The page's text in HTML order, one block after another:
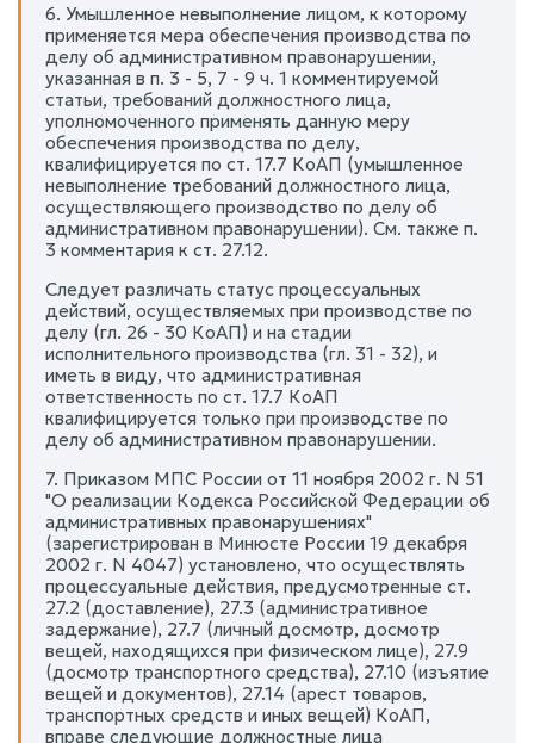
6. Умышленное невыполнение лицом, к которому
применяется мера обеспечения производства по
делу об административном правонарушении,
указанная в п. 3 - 5, 7 - 9 ч. 1 комментируемой
статьи, требований должностного лица,
уполномоченного применять данную меру
обеспечения производства по делу,
квалифицируется по ст. 17.7 КоАП (умышленное
невыполнение требований должностного лица,
осуществляющего производство по делу об
административном правонарушении). См. также п.
3 комментария к ст. 27.12.
Следует различать статус процессуальных
действий, осуществляемых при производстве по
делу (гл. 26 - 30 КоАП) и на стадии
исполнительного производства (гл. 31 - 32), и
иметь в виду, что административная
ответственность по ст. 17.7 КоАП
квалифицируется только при производстве по
делу об административном правонарушении.
7. Приказом МПС России от 11 ноября 2002 г. N 51
"О реализации Кодекса Российской Федерации об
административных правонарушениях"
(зарегистрирован в Минюсте России 19 декабря
2002 г. N 4047) установлено, что осуществлять
процессуальные действия, предусмотренные ст.
27.2 (доставление), 27.3 (административное
задержание), 27.7 (личный досмотр, досмотр
вещей, находящихся при физическом лице), 27.9
(досмотр транспортного средства), 27.10 (изъятие
вещей и документов), 27.14 (арест товаров,
транспортных средств и иных вещей) КоАП,
вправе следующие должностные лица